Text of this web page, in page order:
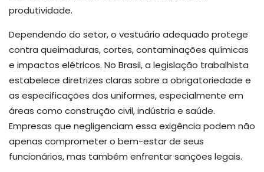
produtividade.
Dependendo do setor, o vestuário adequado protege
contra queimaduras, cortes, contaminações químicas
e impactos elétricos. No Brasil, a legislação trabalhista
estabelece diretrizes claras sobre a obrigatoriedade e
as especificações dos uniformes, especialmente em
áreas como construção civil, indústria e saúde.
Empresas que negligenciam essa exigência podem não
apenas comprometer o bem-estar de seus
funcionários, mas também enfrentar sanções legais.